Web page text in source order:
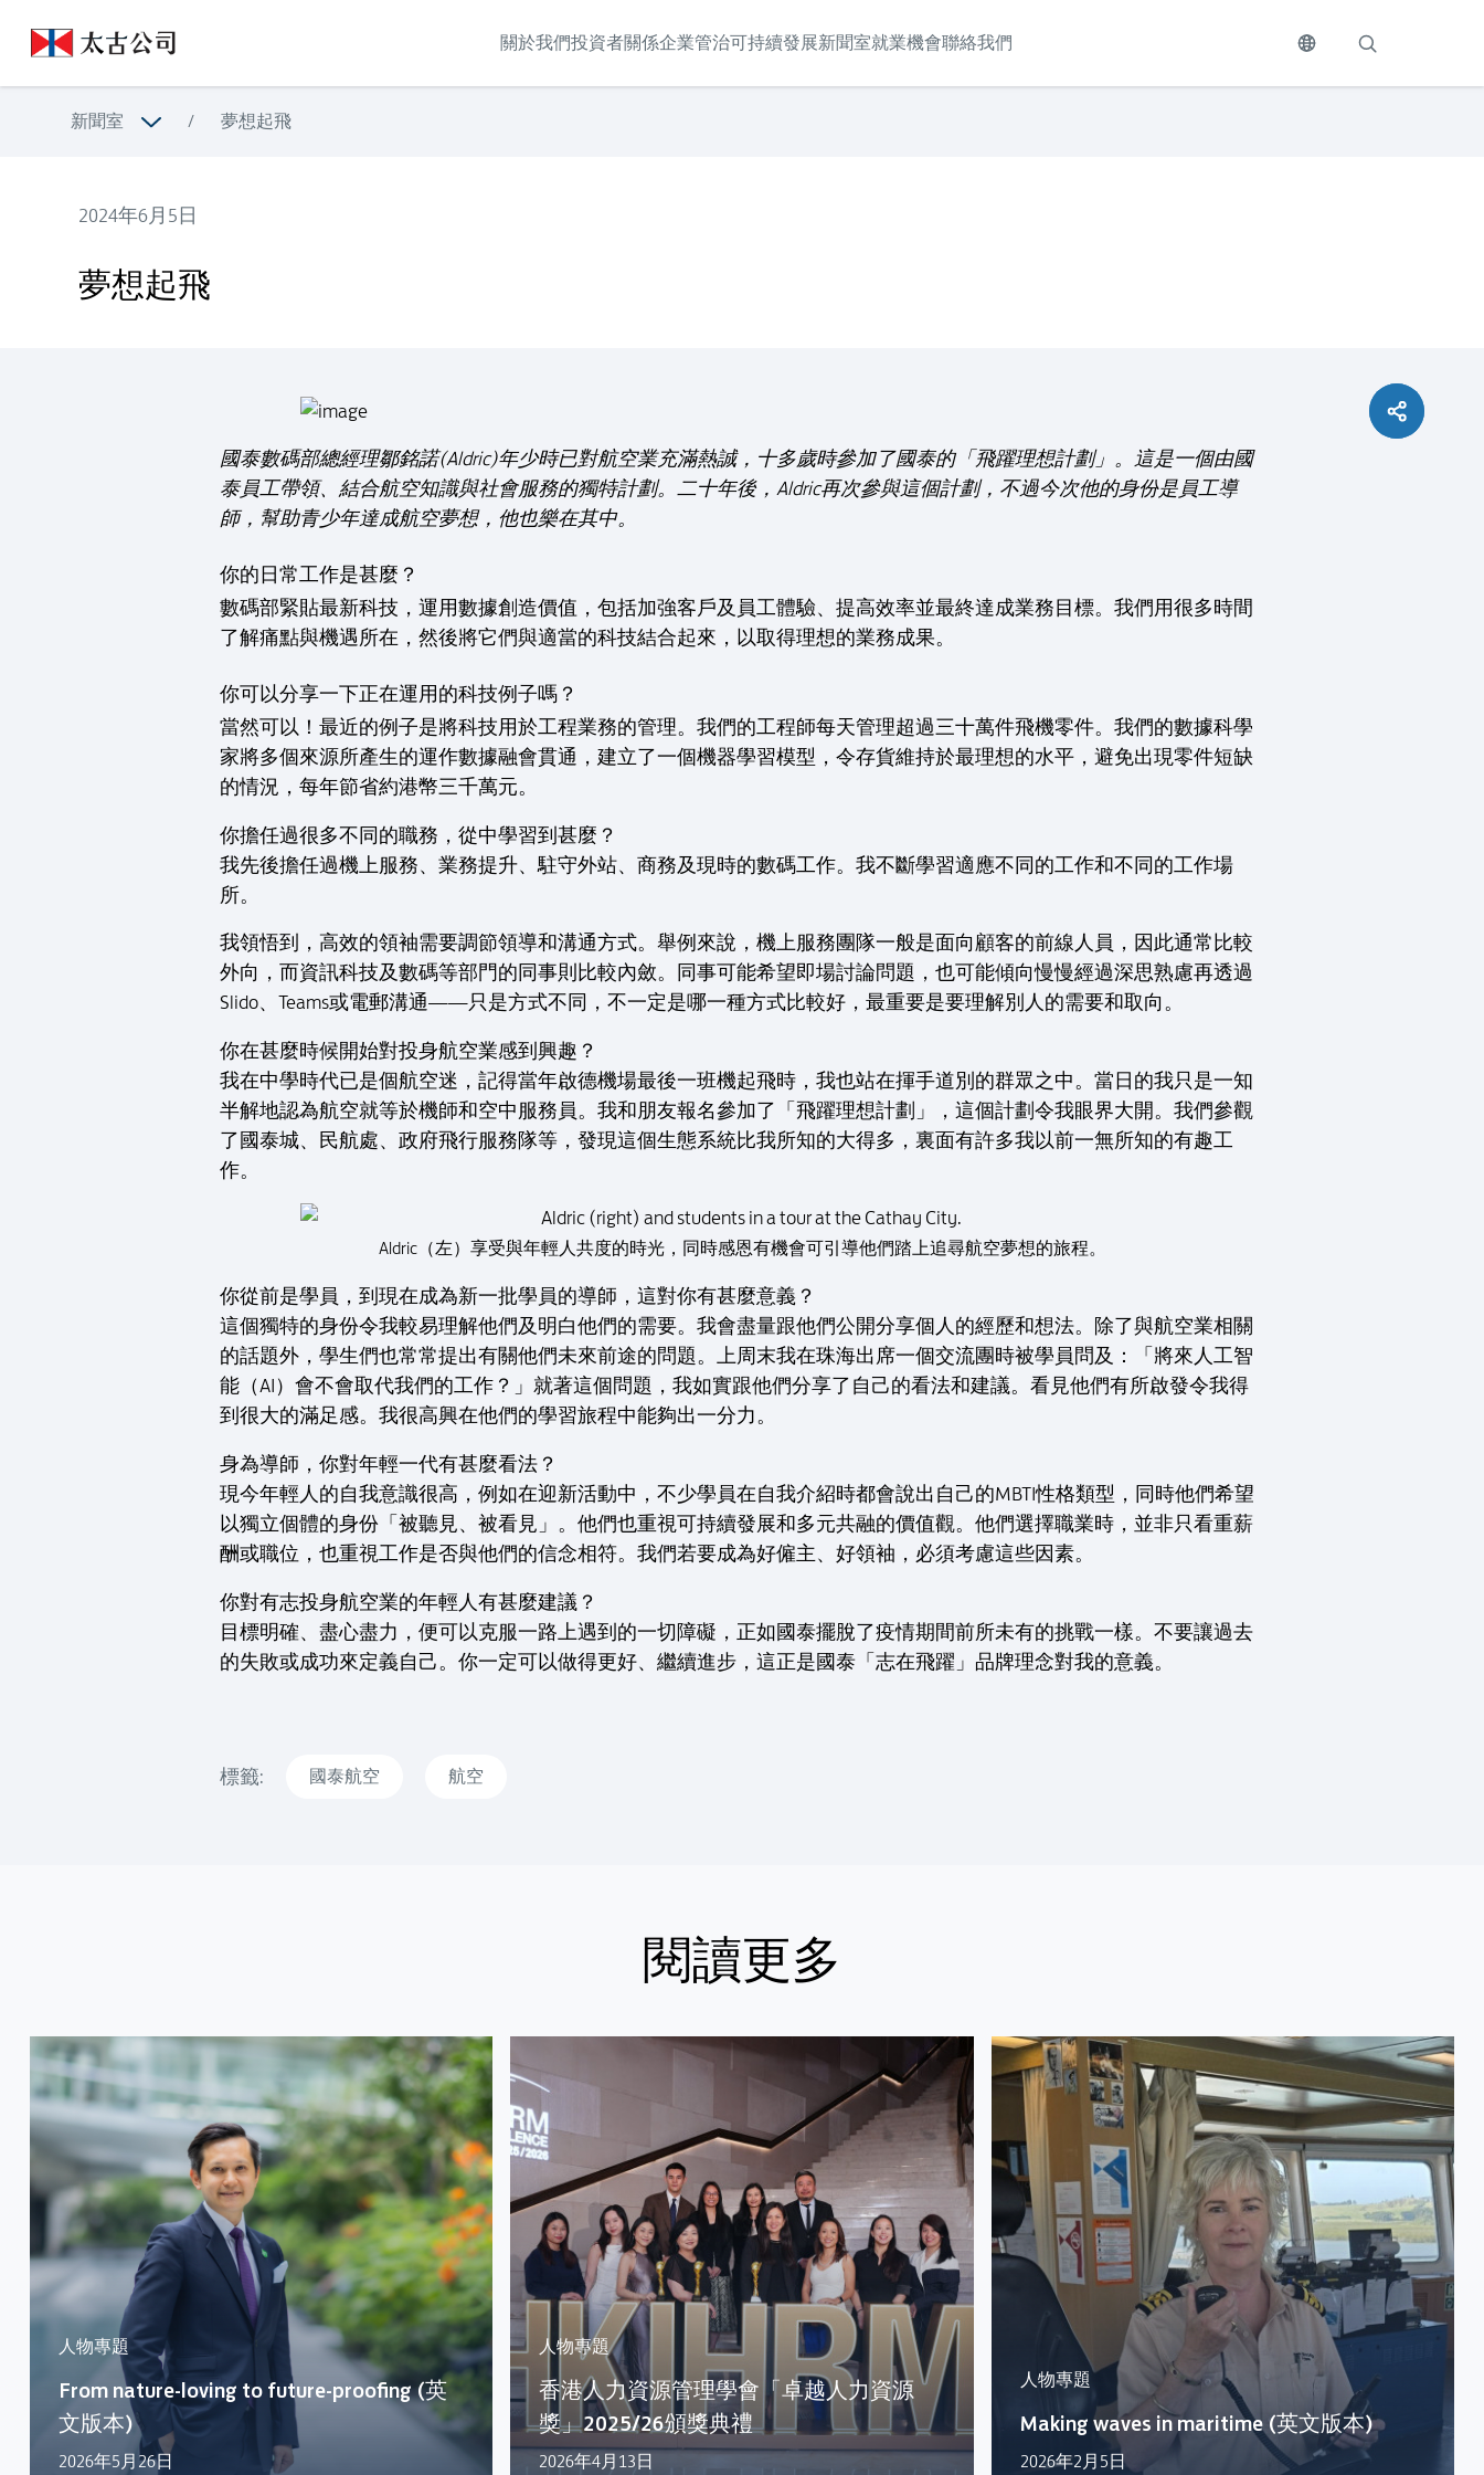
關於我們投資者關係企業管治可持續發展新聞室就業機會聯絡我們
新聞室 / 夢想起飛
2024年6月5日
夢想起飛
國泰數碼部總經理鄒銘諾(Aldric)年少時已對航空業充滿熱誠，十多歲時參加了國泰的「飛躍理想計劃」。這是一個由國
泰員工帶領、結合航空知識與社會服務的獨特計劃。二十年後，Aldric再次參與這個計劃，不過今次他的身份是員工導
師，幫助青少年達成航空夢想，他也樂在其中。
你的日常工作是甚麼？
數碼部緊貼最新科技，運用數據創造價值，包括加強客戶及員工體驗、提高效率並最終達成業務目標。我們用很多時間
了解痛點與機遇所在，然後將它們與適當的科技結合起來，以取得理想的業務成果。
你可以分享一下正在運用的科技例子嗎？
當然可以！最近的例子是將科技用於工程業務的管理。我們的工程師每天管理超過三十萬件飛機零件。我們的數據科學
家將多個來源所產生的運作數據融會貫通，建立了一個機器學習模型，令存貨維持於最理想的水平，避免出現零件短缺
的情況，每年節省約港幣三千萬元。
你擔任過很多不同的職務，從中學習到甚麼？
我先後擔任過機上服務、業務提升、駐守外站、商務及現時的數碼工作。我不斷學習適應不同的工作和不同的工作場
所。
我領悟到，高效的領袖需要調節領導和溝通方式。舉例來說，機上服務團隊一般是面向顧客的前線人員，因此通常比較
外向，而資訊科技及數碼等部門的同事則比較內斂。同事可能希望即場討論問題，也可能傾向慢慢經過深思熟慮再透過
Slido、Teams或電郵溝通——只是方式不同，不一定是哪一種方式比較好，最重要是要理解別人的需要和取向。
你在甚麼時候開始對投身航空業感到興趣？
我在中學時代已是個航空迷，記得當年啟德機場最後一班機起飛時，我也站在揮手道別的群眾之中。當日的我只是一知
半解地認為航空就等於機師和空中服務員。我和朋友報名參加了「飛躍理想計劃」，這個計劃令我眼界大開。我們參觀
了國泰城、民航處、政府飛行服務隊等，發現這個生態系統比我所知的大得多，裏面有許多我以前一無所知的有趣工
作。
Aldric（左）享受與年輕人共度的時光，同時感恩有機會可引導他們踏上追尋航空夢想的旅程。
你從前是學員，到現在成為新一批學員的導師，這對你有甚麼意義？
這個獨特的身份令我較易理解他們及明白他們的需要。我會盡量跟他們公開分享個人的經歷和想法。除了與航空業相關
的話題外，學生們也常常提出有關他們未來前途的問題。上周末我在珠海出席一個交流團時被學員問及：「將來人工智
能（AI）會不會取代我們的工作？」就著這個問題，我如實跟他們分享了自己的看法和建議。看見他們有所啟發令我得
到很大的滿足感。我很高興在他們的學習旅程中能夠出一分力。
身為導師，你對年輕一代有甚麼看法？
現今年輕人的自我意識很高，例如在迎新活動中，不少學員在自我介紹時都會說出自己的MBTI性格類型，同時他們希望
以獨立個體的身份「被聽見、被看見」。他們也重視可持續發展和多元共融的價值觀。他們選擇職業時，並非只看重薪
酬或職位，也重視工作是否與他們的信念相符。我們若要成為好僱主、好領袖，必須考慮這些因素。
你對有志投身航空業的年輕人有甚麼建議？
目標明確、盡心盡力，便可以克服一路上遇到的一切障礙，正如國泰擺脫了疫情期間前所未有的挑戰一樣。不要讓過去
的失敗或成功來定義自己。你一定可以做得更好、繼續進步，這正是國泰「志在飛躍」品牌理念對我的意義。
標籤: 國泰航空 航空
閱讀更多
人物專題
From nature-loving to future-proofing (英
文版本)
2026年5月26日
人物專題
香港人力資源管理學會「卓越人力資源
獎」2025/26頒獎典禮
2026年4月13日
人物專題
Making waves in maritime (英文版本)
2026年2月5日